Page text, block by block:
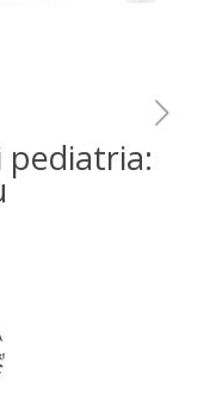
pediatria: